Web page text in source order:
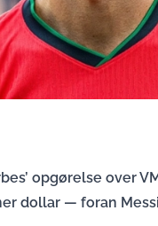
opgørelse over
dollar — foran